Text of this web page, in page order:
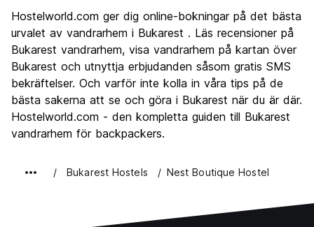
Kultur
8.2
Festa
8.2
Värde för pengarna
8.6
Hostelworld.com ger dig online-bokningar på det bästa
urvalet av vandrarhem i Bukarest . Läs recensioner på
Bukarest vandrarhem, visa vandrarhem på kartan över
Bukarest och utnyttja erbjudanden såsom gratis SMS
bekräftelser. Och varför inte kolla in våra tips på de
bästa sakerna att se och göra i Bukarest när du är där.
Hostelworld.com - den kompletta guiden till Bukarest
vandrarhem för backpackers.
Bukarest Hostels Nest Boutique Hostel